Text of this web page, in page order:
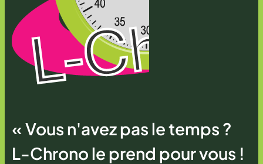
« Vous n'avez pas le temps ?
L-Chrono le prend pour vous !